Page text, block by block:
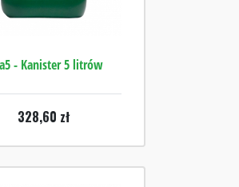
- Kanister 5 litrów
328,60 zł